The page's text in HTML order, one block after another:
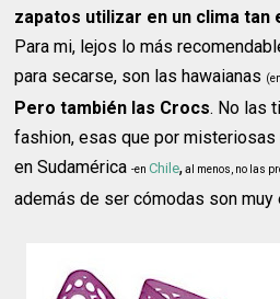
zapatos utilizar en un clima
Para mi, lejos lo más
para secarse, son las hawaianas
Pero también las Crocs. No las
fashion, esas que por
en Sudamérica-enChile,al menos, no las
además de ser cómodas son